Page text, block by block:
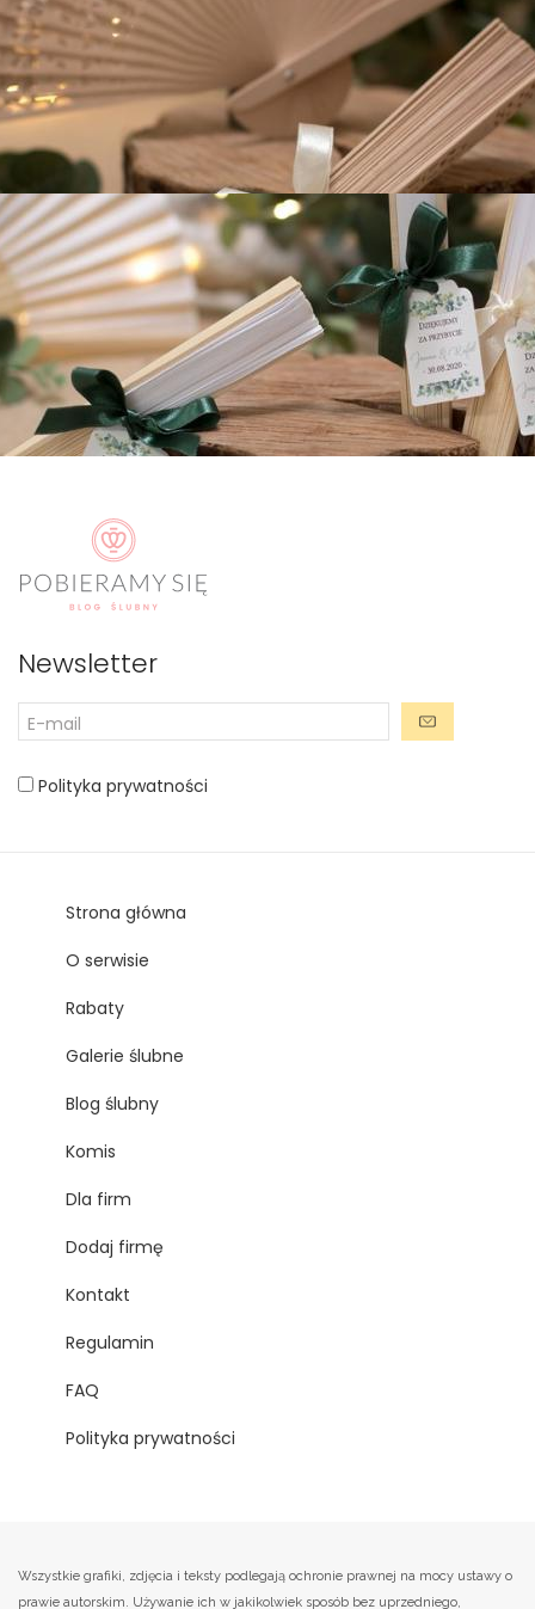
Newsletter
Polityka prywatności
Strona główna
O serwisie
Rabaty
Galerie ślubne
Blog ślubny
Komis
Dla firm
Dodaj firmę
Kontakt
Regulamin
FAQ
Polityka prywatności
Wszystkie grafiki, zdjęcia i teksty podlegają ochronie prawnej na mocy ustawy o
prawie autorskim. Używanie ich w jakikolwiek sposób bez uprzedniego,